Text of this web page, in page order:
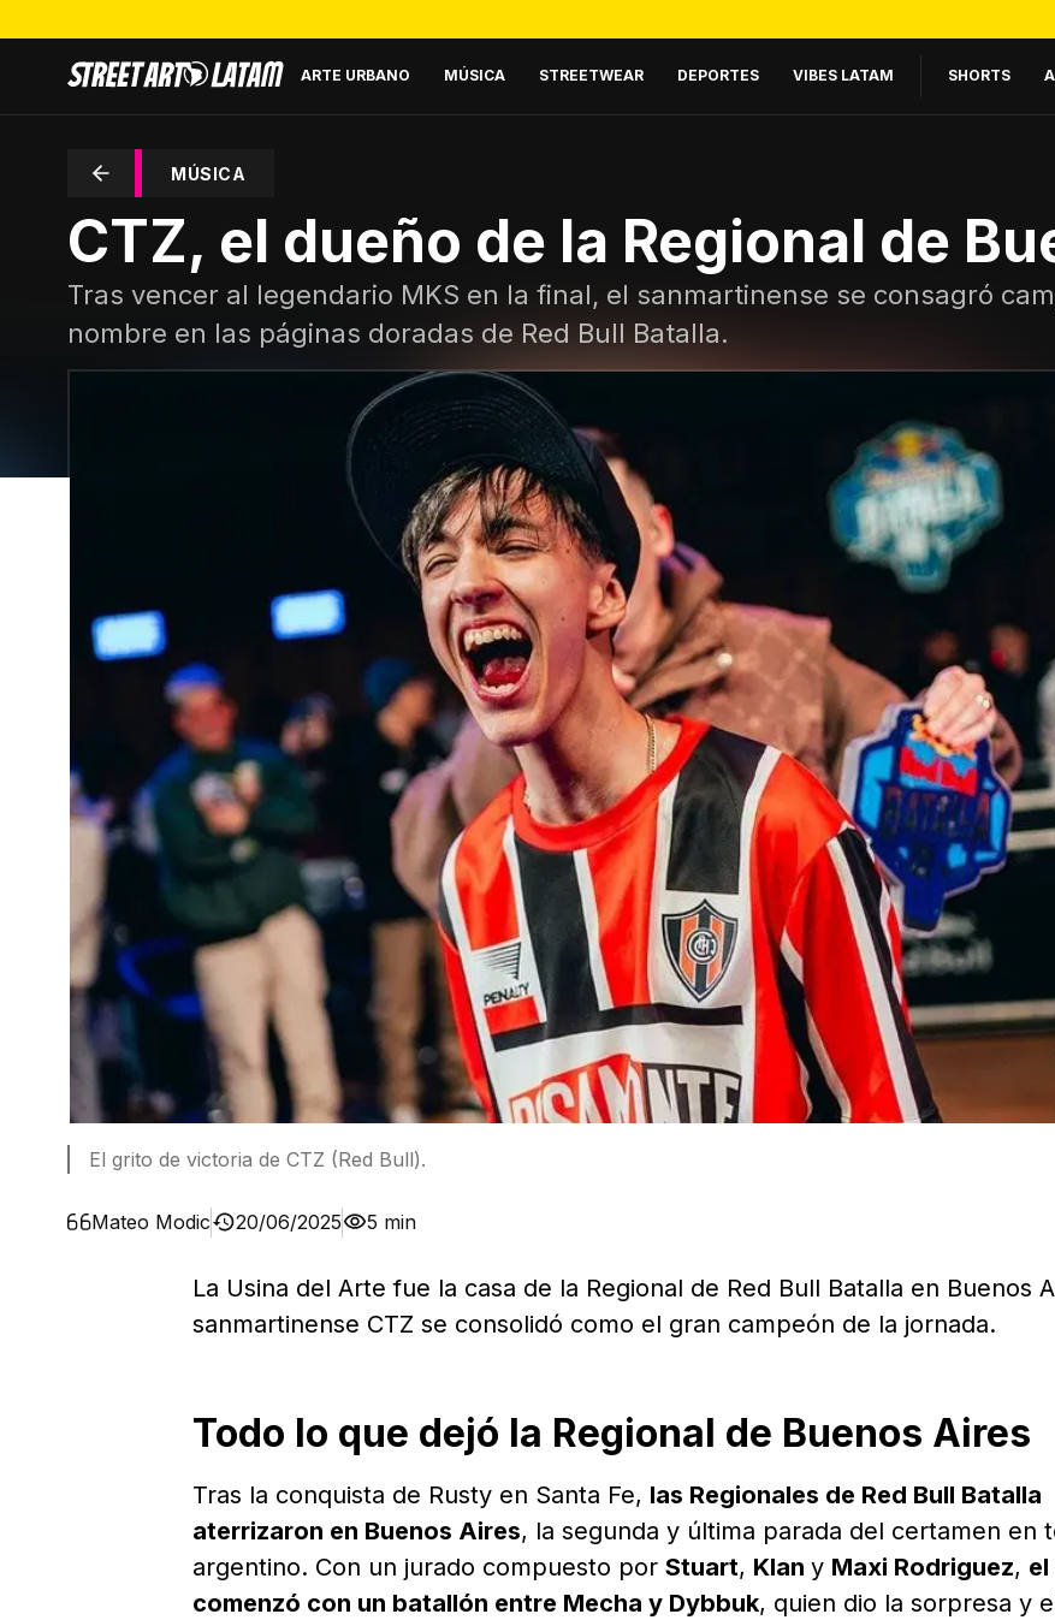
ARTE URBANO MÚSICA STREETWEAR DEPORTES VIBES LATAM SHORTS
MÚSICA
CTZ, el dueño de la Regional de
Tras vencer al legendario MKS en la final, el sanmartinense se consagró
nombre en las páginas doradas de Red Bull Batalla.
El grito de victoria de CTZ (Red Bull).
Mateo Modic 20/06/2025 5 min
La Usina del Arte fue la casa de la Regional de Red Bull Batalla en Buenos
sanmartinense CTZ se consolidó como el gran campeón de la jornada.
Todo lo que dejó la Regional de Buenos Aires
Tras la conquista de Rusty en Santa Fe, las Regionales de Red Bull Batalla
aterrizaron en Buenos Aires, la segunda y última parada del certamen en
argentino. Con un jurado compuesto por Stuart, Klan y Maxi Rodriguez,
comenzó con un batallón entre Mecha y Dybbuk, quien dio la sorpresa y